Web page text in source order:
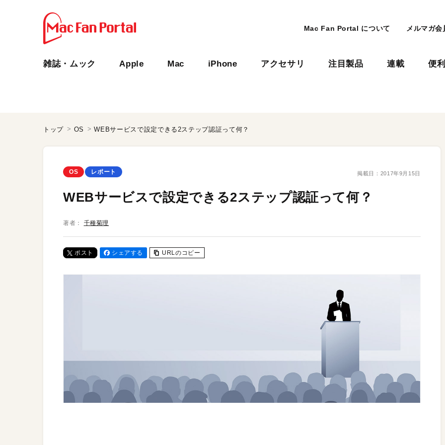
Mac Fan Portal について メルマガ会
雑誌・ムック Apple Mac iPhone アクセサリ 注目製品 連載 便
トップ OS WEBサービスで設定できる2ステップ認証って何？
OS レポート 掲載日： 2017年9月15日
WEBサービスで設定できる2ステップ認証って何？
著者： 千種菊理
ポスト シェアする URLのコピー